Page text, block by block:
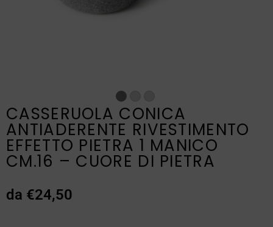
CASSERUOLA CONICA
ANTIADERENTE RIVESTIMENTO
EFFETTO PIETRA 1 MANICO
CM.16 – CUORE DI PIETRA
da €24,50